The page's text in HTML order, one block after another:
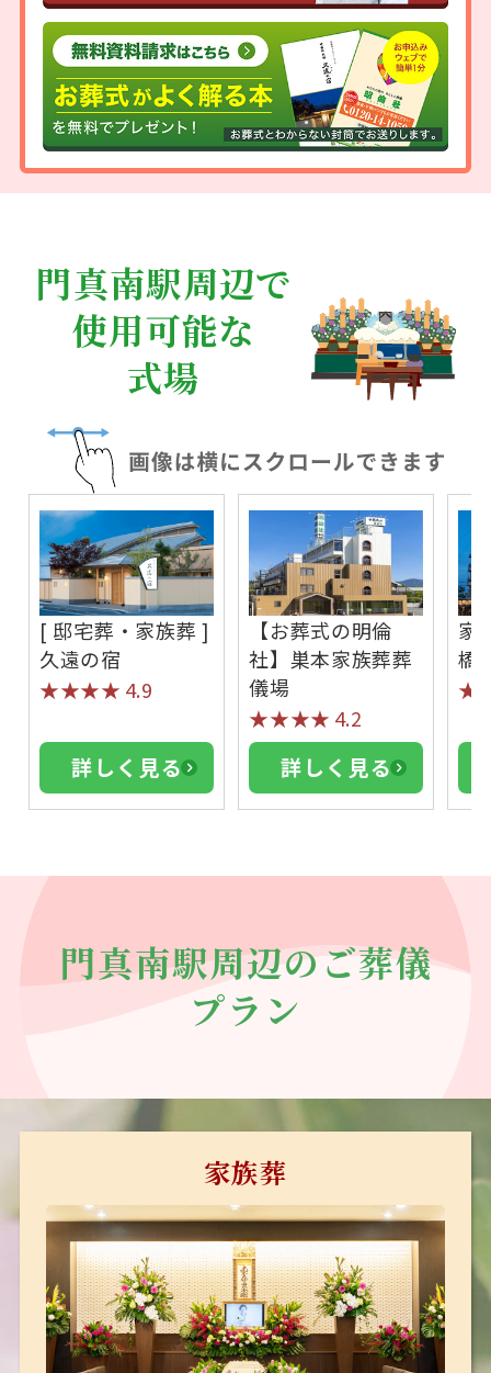
門真南駅周辺で
使用可能な
式場
[ 邸宅葬・家族葬 ]
久遠の宿
★★★★ 4.9
詳しく見る
【お葬式の明倫
社】巣本家族葬葬
儀場
★★★★ 4.2
詳しく見る
家
橋
門真南駅周辺のご葬儀
プラン
家族葬